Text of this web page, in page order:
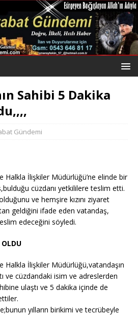
Sahibi 5 Dakika
Gündemi
Halkla İlişkiler Müdürlüğü’ne elinde bir
cüzdanı yetkililere teslim etti.
ve hemşire kızını ziyaret
geldiğini ifade eden vatandaş,
edeceğini söyledi.
Halkla İlişkiler Müdürlüğü,vatandaşın
ve cüzdandaki isim ve adreslerden
ulaştı ve 5 dakika içinde de
yılların birikimi ve tecrübeyle